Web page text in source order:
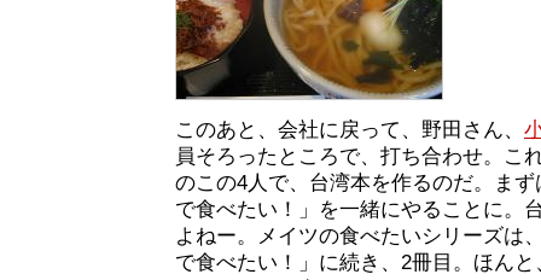
このあと、会社に戻って、野田さん、
員そろったところで、打ち合わせ。こ
のこの4人で、台湾本を作るのだ。ま
で食べたい！」を一緒にやることに。
よねー。メイツの食べたいシリーズは
で食べたい！」に続き、2冊目。ほん